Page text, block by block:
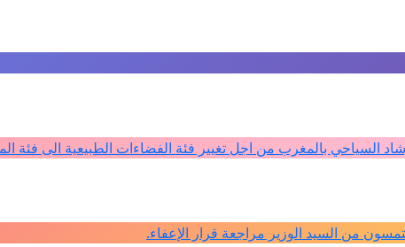
من السيد الوزير مراجعة قرار الإعفاء.